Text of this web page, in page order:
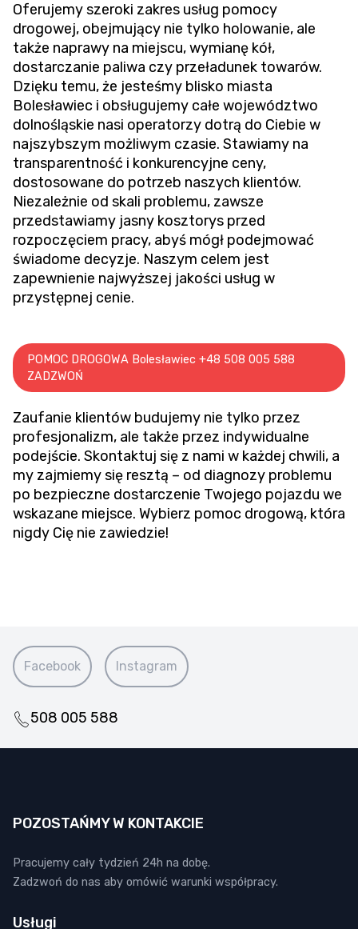
Oferujemy szeroki zakres usług pomocy
drogowej, obejmujący nie tylko holowanie, ale
także naprawy na miejscu, wymianę kół,
dostarczanie paliwa czy przeładunek towarów.
Dzięku temu, że jesteśmy blisko miasta
Bolesławiec i obsługujemy całe województwo
dolnośląskie nasi operatorzy dotrą do Ciebie w
najszybszym możliwym czasie. Stawiamy na
transparentność i konkurencyjne ceny,
dostosowane do potrzeb naszych klientów.
Niezależnie od skali problemu, zawsze
przedstawiamy jasny kosztorys przed
rozpoczęciem pracy, abyś mógł podejmować
świadome decyzje. Naszym celem jest
zapewnienie najwyższej jakości usług w
przystępnej cenie.
POMOC DROGOWA Bolesławiec +48 508 005 588
ZADZWOŃ
Zaufanie klientów budujemy nie tylko przez
profesjonalizm, ale także przez indywidualne
podejście. Skontaktuj się z nami w każdej chwili, a
my zajmiemy się resztą – od diagnozy problemu
po bezpieczne dostarczenie Twojego pojazdu we
wskazane miejsce. Wybierz pomoc drogową, która
nigdy Cię nie zawiedzie!
Facebook Instagram
508 005 588
POZOSTAŃMY W KONTAKCIE
Pracujemy cały tydzień 24h na dobę.
Zadzwoń do nas aby omówić warunki współpracy.
Usługi